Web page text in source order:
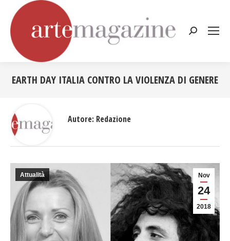
Cerca:
EARTH DAY ITALIA CONTRO LA VIOLENZA DI GENERE
Nov
24
2018
Attualità
Autore: Redazione